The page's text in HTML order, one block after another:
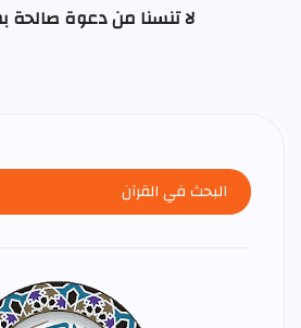
لا تنسنا من دعوة صالحة